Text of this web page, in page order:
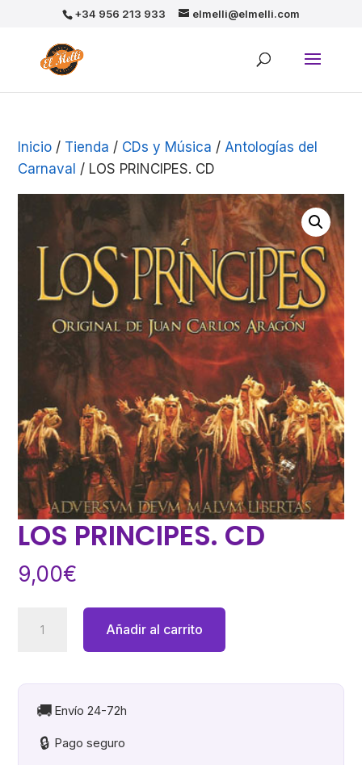
+34 956 213 933 elmelli@elmelli.com
Inicio / Tienda / CDs y Música / Antologías del
Carnaval / LOS PRINCIPES. CD
LOS PRINCIPES. CD
9,00€
PRINCIPES.
cantidad
Añadir al carrito
🚚 Envío 24-72h
🔒 Pago seguro